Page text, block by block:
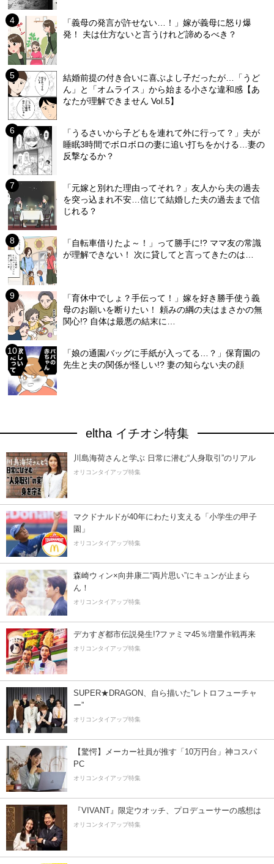
「義母の発言が許せない…！」嫁が義母に怒り爆
発！ 夫は仕方ないと言うけれど諦めるべき？
結婚前提の付き合いに喜ぶよし子だったが…「うど
ん」と「オムライス」から始まる小さな違和感【あ
なたが理解できません Vol.5】
「うるさいから子どもを連れて外に行って？」夫が
睡眠3時間でボロボロの妻に追い打ちをかける…妻の
反撃なるか？
「元嫁と別れた理由ってそれ？」友人から夫の過去
を突っ込まれ不安…信じて結婚した夫の過去まで信
じれる？
「自転車借りたよ～！」って勝手に!? ママ友の常識
が理解できない！ 次に貸してと言ってきたのは…
「育休中でしょ？手伝って！」嫁を好き勝手使う義
母のお願いを断りたい！ 頼みの綱の夫はまさかの無
関心!? 自体は最悪の結末に…
「娘の通園バッグに手紙が入ってる…？」保育園の
先生と夫の関係が怪しい!? 妻の知らない夫の顔
eltha イチオシ特集
川島海荷さんと学ぶ 日常に潜む“人身取引”のリアル
オリコンタイアップ特集
マクドナルドが40年にわたり支える「小学生の甲子
園」
オリコンタイアップ特集
森崎ウィン×向井康二“両片思い”にキュンが止まら
ん！
オリコンタイアップ特集
デカすぎ都市伝説発生!?ファミマ45％増量作戦再来
オリコンタイアップ特集
SUPER★DRAGON、自ら描いた”レトロフューチャ
ー”
オリコンタイアップ特集
【驚愕】メーカー社員が推す「10万円台」神コスパ
PC
オリコンタイアップ特集
『VIVANT』限定ウオッチ、プロデューサーの感想は
オリコンタイアップ特集